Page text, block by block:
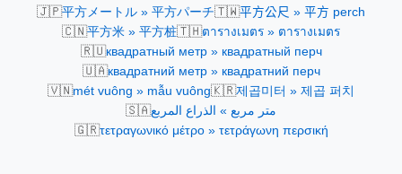
🇯🇵平方メートル » 平方パーチ🇹🇼平方公尺 » 平方 perch
🇨🇳平方米 » 平方桩🇹🇭ตารางเมตร » ตารางเมตร
🇷🇺квадратный метр » квадратный перч
🇺🇦квадратний метр » квадратний перч
🇻🇳mét vuông » mẫu vuông🇰🇷제곱미터 » 제곱 퍼치
🇸🇦متر مربع » الذراع المربع
🇬🇷τετραγωνικό μέτρο » τετράγωνη περσική